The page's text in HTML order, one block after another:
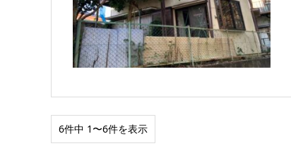
6件中 1〜6件を表示